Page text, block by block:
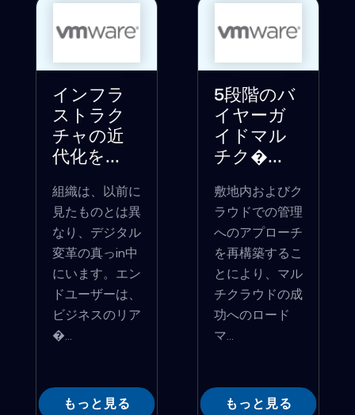
インフラ
ストラク
チャの近
代化を...
組織は、以前に
見たものとは異
なり、デジタル
変革の真っin中
にいます。エン
ドユーザーは、
ビジネスのリア
�...
もっと見る
5段階のバ
イヤーガ
イドマル
チク�...
敷地内およびク
ラウドでの管理
へのアプローチ
を再構築するこ
とにより、マル
チクラウドの成
功へのロード
マ...
もっと見る